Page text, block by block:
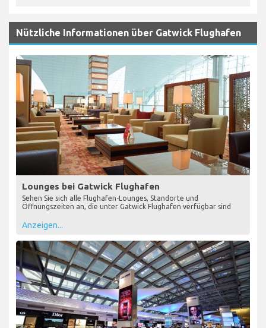
Nützliche Informationen über Gatwick Flughafen
Lounges bei Gatwick Flughafen
Sehen Sie sich alle Flughafen-Lounges, Standorte und
Öffnungszeiten an, die unter Gatwick Flughafen verfügbar sind
Anzeigen...